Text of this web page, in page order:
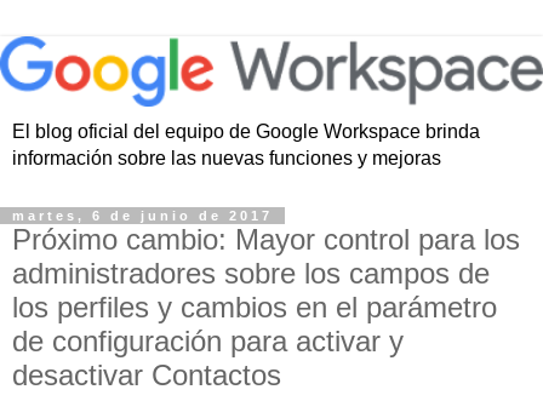
El blog oficial del equipo de Google Workspace brinda
información sobre las nuevas funciones y mejoras
martes, 6 de junio de 2017
Próximo cambio: Mayor control para los
administradores sobre los campos de
los perfiles y cambios en el parámetro
de configuración para activar y
desactivar Contactos